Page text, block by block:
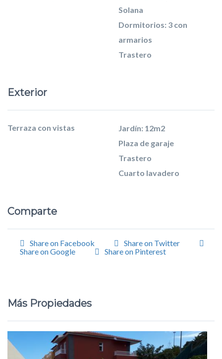
Solana
Dormitorios: 3 con
armarios
Trastero
Exterior
Terraza con vistas
Jardín: 12m2
Plaza de garaje
Trastero
Cuarto lavadero
Comparte
Share on Facebook
Share on Twitter
Share on Google
Share on Pinterest
Más Propiedades